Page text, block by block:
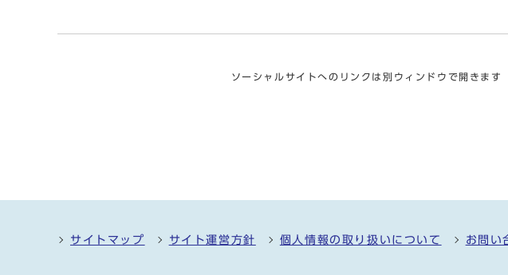
ソーシャルサイトへのリンクは別ウィンドウで開きます
サイトマップ サイト運営方針 個人情報の取り扱いについて お問い